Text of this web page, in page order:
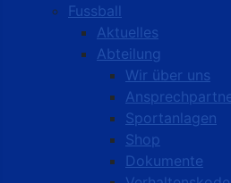
Fussball
Aktuelles
Abteilung
Wir über uns
Sportanlagen
Shop
Dokumente